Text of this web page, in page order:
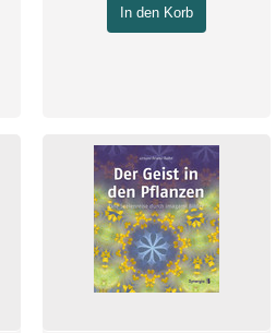
In den Korb